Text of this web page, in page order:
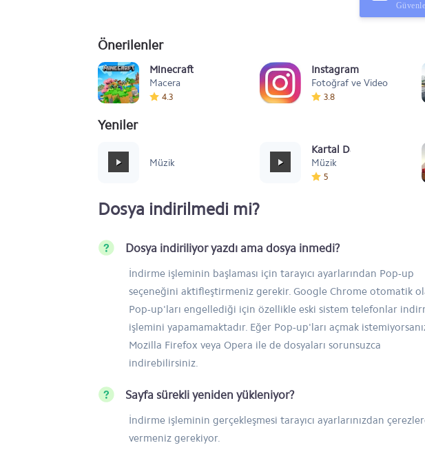
Önerilenler
Minecraft
Macera
4.3
Instagram
Fotoğraf ve Video
3.8
Yeniler
Müzik
Kartal Dansı Müziği
Müzik
5
Dosya indirilmedi mi?
Dosya indiriliyor yazdı ama dosya inmedi?
İndirme işleminin başlaması için tarayıcı ayarlarından Pop-up
seçeneğini aktifleştirmeniz gerekir. Google Chrome otomatik
Pop-up'ları engellediği için özellikle eski sistem telefonlar
işlemini yapamamaktadır. Eğer Pop-up'ları açmak
Mozilla Firefox veya Opera ile de dosyaları sorunsuzca
indirebilirsiniz.
Sayfa sürekli yeniden yükleniyor?
İndirme işleminin gerçekleşmesi tarayıcı ayarlarınızdan
vermeniz gerekiyor.